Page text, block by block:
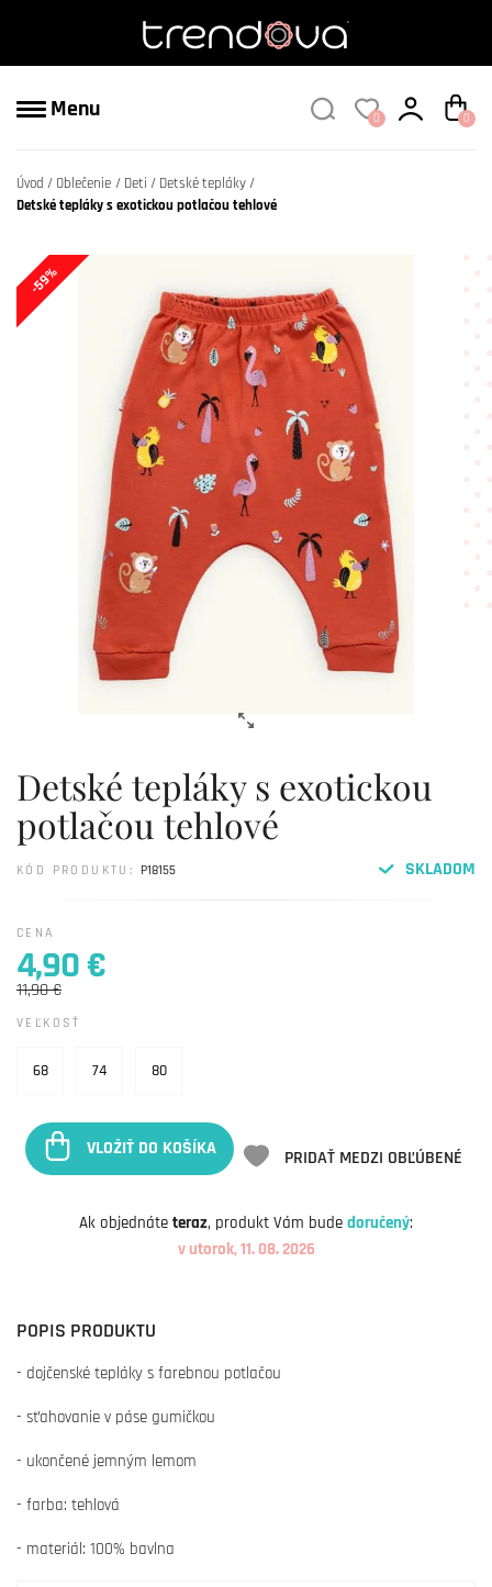
Menu 0 0
Úvod Oblečenie Deti
Detské tepláky
Detské tepláky s exotickou potlačou tehlové
-59%
Detské tepláky s exotickou
potlačou tehlové
SKLADOM
KÓD PRODUKTU: P18155
CENA
4,90 €
11,90 €
VEĽKOSŤ
68 74 80
VLOŽIŤ DO KOŠÍKA PRIDAŤ MEDZI OBĽÚBENÉ
Ak objednáte teraz, produkt Vám bude doručený:
v utorok, 11. 08. 2026
POPIS PRODUKTU
- dojčenské tepláky s farebnou potlačou
- sťahovanie v páse gumičkou
- ukončené jemným lemom
- farba: tehlová
- materiál: 100% bavlna